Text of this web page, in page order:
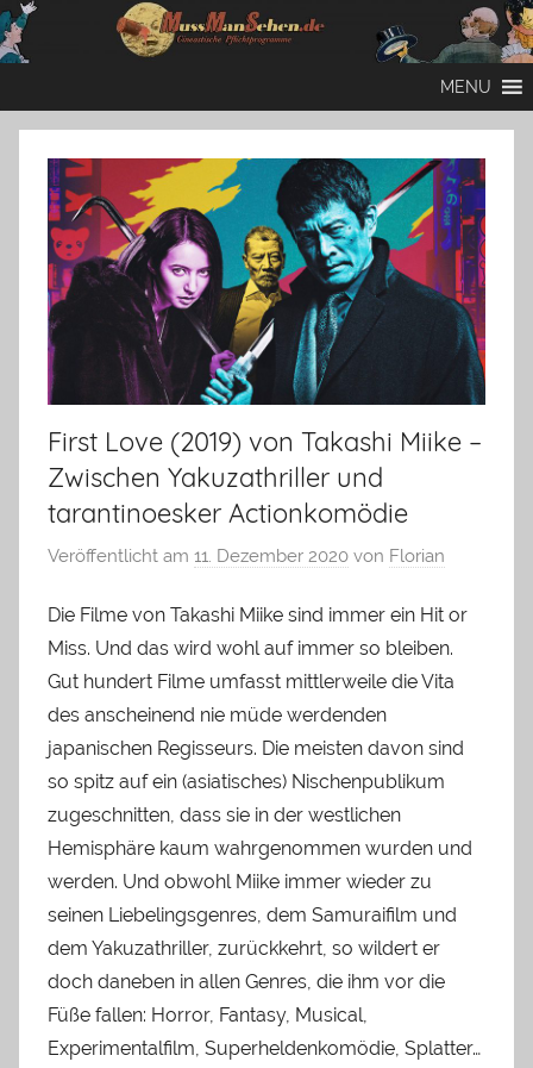
Zum
Inhalt
MENU
First Love (2019) von Takashi Miike –
Zwischen Yakuzathriller und
tarantinoesker Actionkomödie
Veröffentlicht am 11. Dezember 2020 von Florian
Die Filme von Takashi Miike sind immer ein Hit or
Miss. Und das wird wohl auf immer so bleiben.
Gut hundert Filme umfasst mittlerweile die Vita
des anscheinend nie müde werdenden
japanischen Regisseurs. Die meisten davon sind
so spitz auf ein (asiatisches) Nischenpublikum
zugeschnitten, dass sie in der westlichen
Hemisphäre kaum wahrgenommen wurden und
werden. Und obwohl Miike immer wieder zu
seinen Liebelingsgenres, dem Samuraifilm und
dem Yakuzathriller, zurückkehrt, so wildert er
doch daneben in allen Genres, die ihm vor die
Füße fallen: Horror, Fantasy, Musical,
Experimentalfilm, Superheldenkomödie, Splatter…